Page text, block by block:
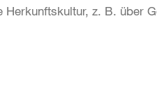
z. B. über